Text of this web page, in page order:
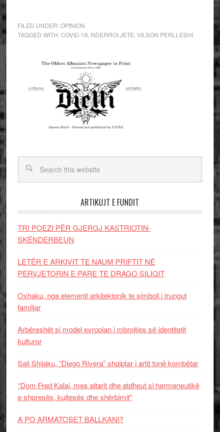
FILED UNDER:OPINION
TAGGED WITH:COVID-19 NDERROI JETE VILSON PERLLESHI
ARTIKUJT E FUNDIT
TRI POEZI PËR GJERGJ KASTRIOTIN-
SKËNDERBEUN
LETËR E ARKIVIT TE NAUM PRIFTIT NË
PERVJETORIN E PARE TE DRAGO SILIQIT
Oxhaku, nga elementi arkitektonik te simboli i trungut
familjar
Arbëreshët si model evropian i mbrojtjes së identitetit
kulturor
Sali Shijaku, “Diego Rivera” shqiptar i artit tonë kombëtar
“Dom Fred Kalaj, mes altarit dhe atdheut si hermeneutikë
e shpresës, kujtesës dhe shërbimit”
A PO ARMATOSET BALLKANI?